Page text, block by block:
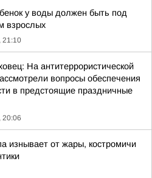
у воды должен быть под
взрослых
21:10
На антитеррористической
вопросы обеспечения
в предстоящие праздничные
20:06
изнывает от жары, костромичи